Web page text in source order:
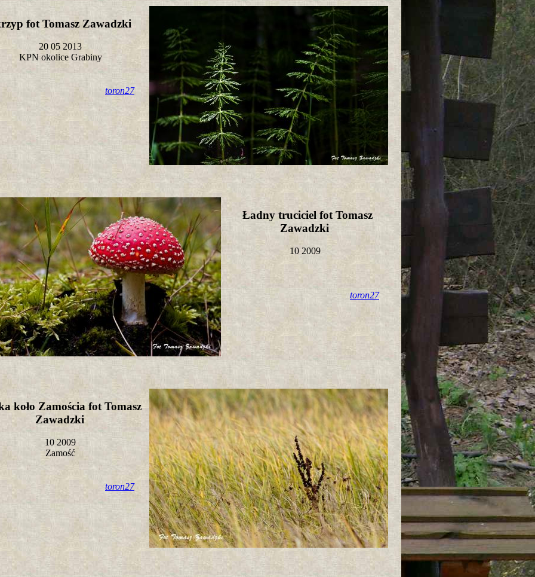
fot Tomasz Zawadzki
20 05 2013
KPN okolice Grabiny
toron27
Ładny truciciel fot Tomasz
Zawadzki
10 2009
toron27
koło Zamościa fot Tomasz
Zawadzki
10 2009
Zamość
toron27